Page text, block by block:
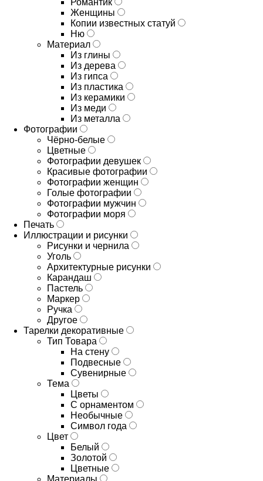
Романтик
Женщины
Копии известных статуй
Ню
Материал
Из глины
Из дерева
Из гипса
Из пластика
Из керамики
Из меди
Из металла
Фотографии
Чёрно-белые
Цветные
Фотографии девушек
Красивые фотографии
Фотографии женщин
Голые фотографии
Фотографии мужчин
Фотографии моря
Печать
Иллюстрации и рисунки
Рисунки и чернила
Уголь
Архитектурные рисунки
Карандаш
Пастель
Маркер
Ручка
Другое
Тарелки декоративные
Тип Товара
На стену
Подвесные
Сувенирные
Тема
Цветы
С орнаментом
Необычные
Символ года
Цвет
Белый
Золотой
Цветные
Материалы